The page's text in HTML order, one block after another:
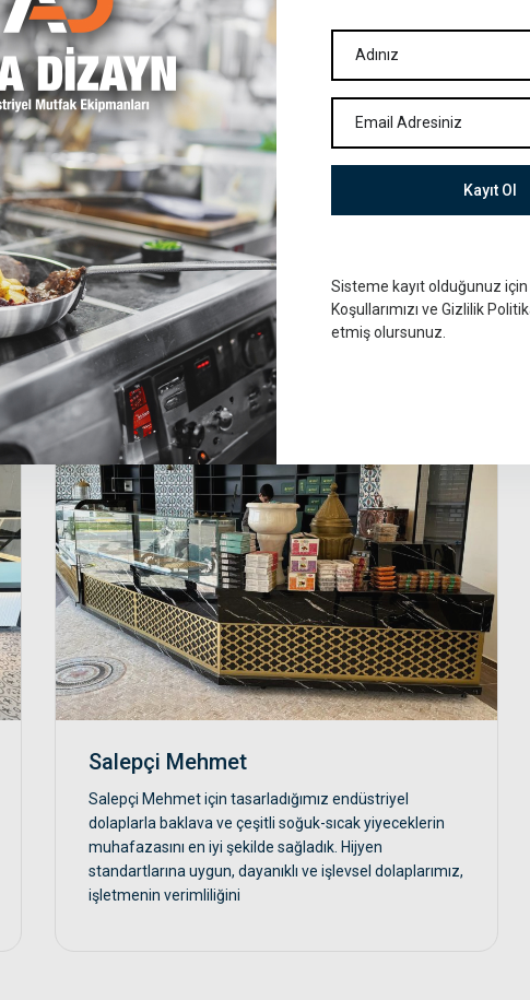
Salepçi Mehmet
Salepçi Mehmet için tasarladığımız endüstriyel
dolaplarla baklava ve çeşitli soğuk-sıcak yiyeceklerin
muhafazasını en iyi şekilde sağladık. Hijyen
standartlarına uygun, dayanıklı ve işlevsel dolaplarımız,
işletmenin verimliliğini
Kayıt Ol
Sisteme kayıt olduğunuz
Koşullarımızı ve Gizlilik
etmiş olursunuz.